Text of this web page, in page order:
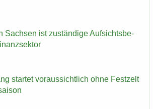
Sach­sen ist zu­stän­di­ge Auf­sichts­be­
star­tet vor­aus­sicht­lich ohne Fest­zelt